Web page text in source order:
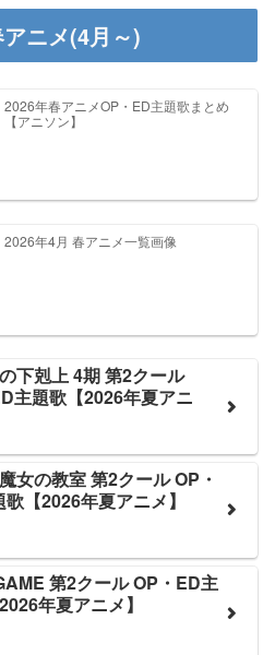
ニメ(4月～)
2026年春アニメOP・ED主題歌まとめ
【アニソン】
2026年4月 春アニメ一覧画像
下剋上 4期 第2クール
主題歌【2026年夏アニ
女の教室 第2クール OP・
【2026年夏アニメ】
第2クール OP・ED主
年夏アニメ】